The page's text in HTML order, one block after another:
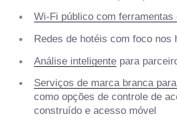
Wi-Fi público com ferramentas
Redes de hotéis com foco nos
Análise inteligente para
Serviços de marca branca
como opções de controle de
construído e acesso móvel